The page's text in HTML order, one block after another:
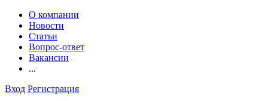
О компании
Новости
Статьи
Вопрос-ответ
Вакансии
...
Вход Регистрация